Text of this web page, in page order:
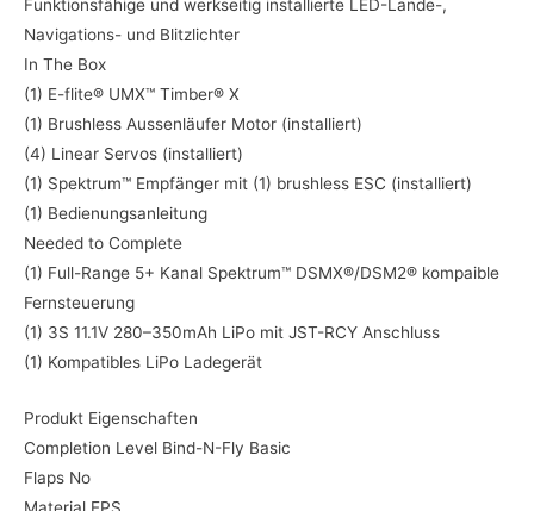
Funktionsfähige und werkseitig installierte LED-Lande-,
Navigations- und Blitzlichter
In The Box
(1) E-flite® UMX™ Timber® X
(1) Brushless Aussenläufer Motor (installiert)
(4) Linear Servos (installiert)
(1) Spektrum™ Empfänger mit (1) brushless ESC (installiert)
(1) Bedienungsanleitung
Needed to Complete
(1) Full-Range 5+ Kanal Spektrum™ DSMX®/DSM2® kompaible
Fernsteuerung
(1) 3S 11.1V 280–350mAh LiPo mit JST-RCY Anschluss
(1) Kompatibles LiPo Ladegerät
Produkt Eigenschaften
Completion Level Bind-N-Fly Basic
Flaps No